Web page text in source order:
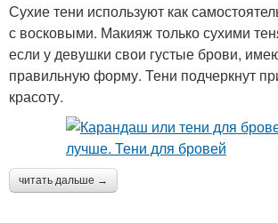
Сухие тени используют как
с восковыми. Макияж только сухими
если у девушки свои густые брови,
правильную форму. Тени подчеркнут
красоту.
читать дальше →